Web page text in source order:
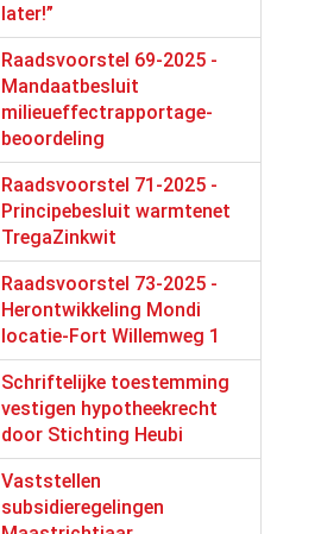
later!”
Raadsvoorstel 69-2025 -
Mandaatbesluit
milieueffectrapportage-
beoordeling
Raadsvoorstel 71-2025 -
Principebesluit warmtenet
TregaZinkwit
Raadsvoorstel 73-2025 -
Herontwikkeling Mondi
locatie-Fort Willemweg 1
Schriftelijke toestemming
vestigen hypotheekrecht
door Stichting Heubi
Vaststellen
subsidieregelingen